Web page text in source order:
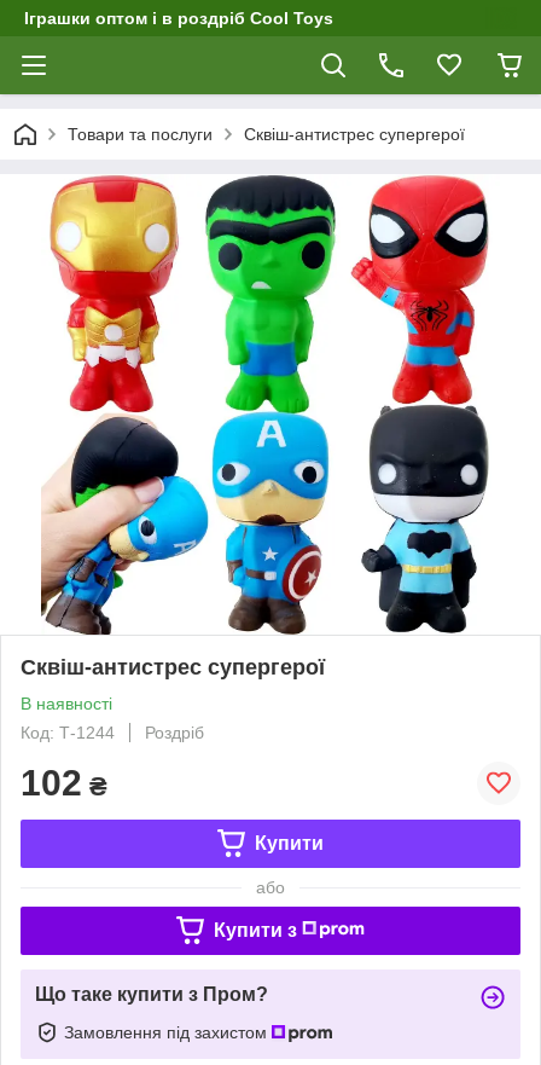
Іграшки оптом і в роздріб Cool Toys
Товари та послуги Сквіш-антистрес супергерої
Сквіш-антистрес супергерої
В наявності
Код: Т-1244
Роздріб
102 ₴
Купити
або
Купити з
Що таке купити з Пром?
Замовлення під захистом